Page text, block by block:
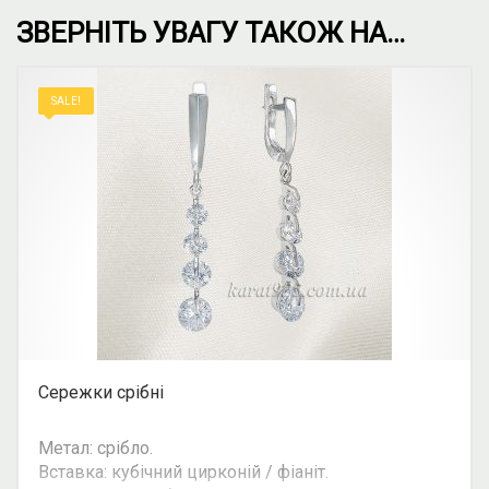
ЗВЕРНІТЬ УВАГУ ТАКОЖ НА…
SALE!
Сережки срібні
Метал: срібло.
Вставка: кубічний цирконій / фіаніт.